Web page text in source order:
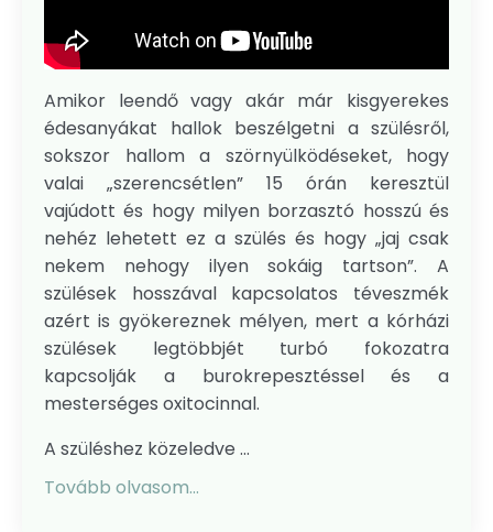
Amikor leendő vagy akár már kisgyerekes
édesanyákat hallok beszélgetni a szülésről,
sokszor hallom a szörnyülködéseket, hogy
valai „szerencsétlen” 15 órán keresztül
vajúdott és hogy milyen borzasztó hosszú és
nehéz lehetett ez a szülés és hogy „jaj csak
nekem nehogy ilyen sokáig tartson”. A
szülések hosszával kapcsolatos téveszmék
azért is gyökereznek mélyen, mert a kórházi
szülések legtöbbjét turbó fokozatra
kapcsolják a burokrepesztéssel és a
mesterséges oxitocinnal.
A szüléshez közeledve ...
Tovább olvasom...